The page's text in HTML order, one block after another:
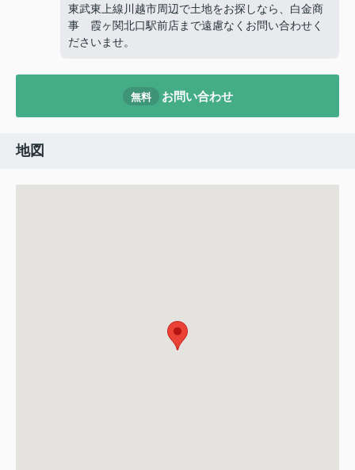
東武東上線川越市周辺で土地をお探しなら、白金商
事 霞ヶ関北口駅前店まで遠慮なくお問い合わせく
ださいませ。
無料 お問い合わせ
地図